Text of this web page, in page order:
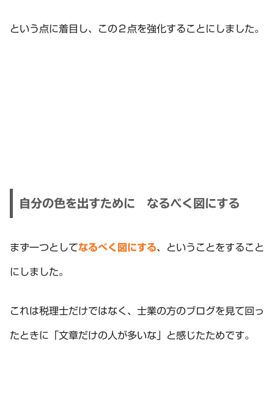
という点に着目し、この２点を強化することにしました。
自分の色を出すために なるべく図にする
まず一つとしてなるべく図にする、ということをすること
にしました。
これは税理士だけではなく、士業の方のブログを見て回っ
たときに「文章だけの人が多いな」と感じたためです。